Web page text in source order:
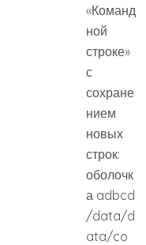
«Команд
ной
строке»
с
сохране
нием
новых
строк:
оболочк
а adbcd
/data/d
ata/co